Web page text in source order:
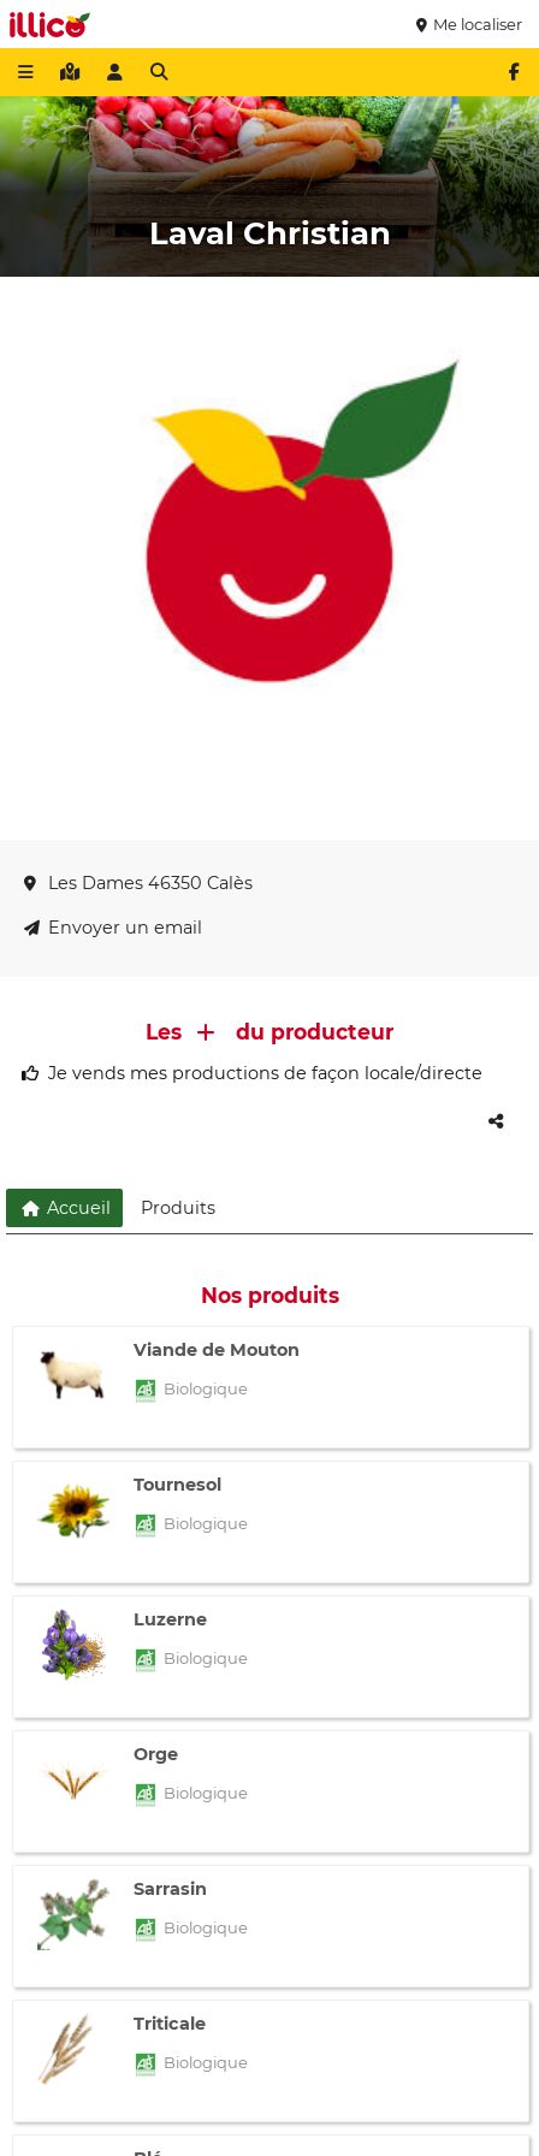
Me localiser
Laval Christian
Les Dames 46350 Calès
Envoyer un email
Les du producteur
Je vends mes productions de façon locale/directe
Accueil Produits
Nos produits
Viande de Mouton
Biologique
Tournesol
Biologique
Luzerne
Biologique
Orge
Biologique
Sarrasin
Biologique
Triticale
Biologique